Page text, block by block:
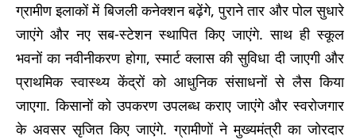
ग्रामीण इलाकों में बिजली कनेक्शन बढ़ेंगे, पुराने तार और पोल सुधारे
जाएंगे और नए सब-स्टेशन स्थापित किए जाएंगे. साथ ही स्कूल
भवनों का नवीनीकरण होगा, स्मार्ट क्लास की सुविधा दी जाएगी और
प्राथमिक स्वास्थ्य केंद्रों को आधुनिक संसाधनों से लैस किया
जाएगा. किसानों को उपकरण उपलब्ध कराए जाएंगे और स्वरोजगार
के अवसर सृजित किए जाएंगे. ग्रामीणों ने मुख्यमंत्री का जोरदार